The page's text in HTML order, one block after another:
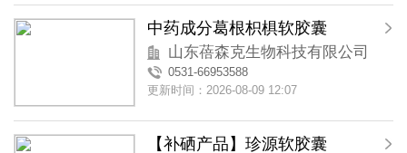
中药成分葛根枳椇软胶囊
山东蓓森克生物科技有限公司
0531-66953588
更新时间：2026-08-09 12:07
【补硒产品】珍源软胶囊